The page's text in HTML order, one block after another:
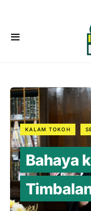
KALAM TOKOH
Bahaya